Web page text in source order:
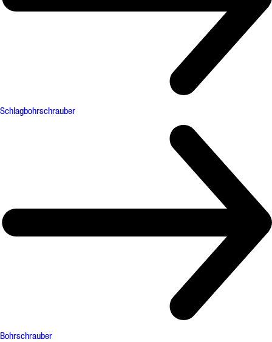
Schlagbohrschrauber
Bohrschrauber